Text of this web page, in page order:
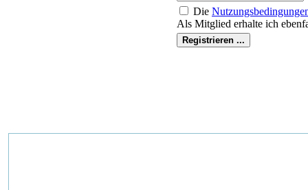
Die
Als Mitglied erhalte ich